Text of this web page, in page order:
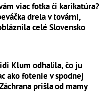
viac fotka či karikatúra?
drela v továrni,
celé Slovensko
Klum odhalila, čo ju
ako fotenie v spodnej
prišla od mamy